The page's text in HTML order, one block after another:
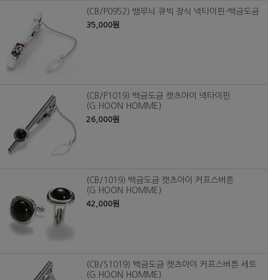
(CB/P0952) 뱀무늬 큐빅 장식 넥타이핀-백금도금
35,000원
(CB/P1019) 백금도금 캣츠아이 넥타이핀
(G.HOON HOMME)
26,000원
(CB/1019) 백금도금 캣츠아이 커프스버튼
(G.HOON HOMME)
42,000원
(CB/S1019) 백금도금 캣츠아이 커프스버튼 세트
(G.HOON HOMME)